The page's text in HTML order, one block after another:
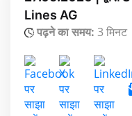
Lines AG
पढ़ने का समय: 3 मिनट